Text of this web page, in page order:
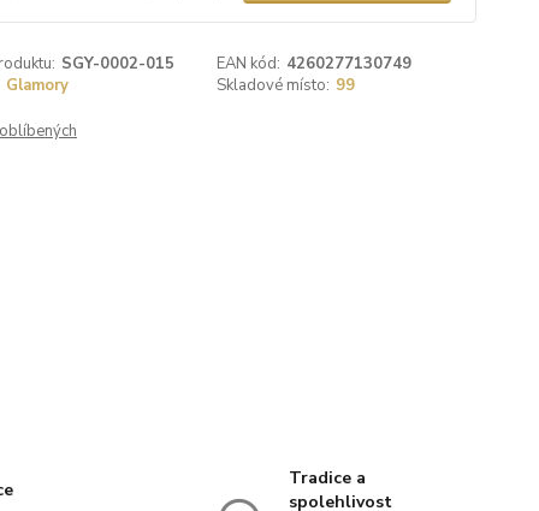
SGY-0002-015 EAN kód: 4260277130749
Glamory
Skladové místo: 99
Tradice a
spolehlivost